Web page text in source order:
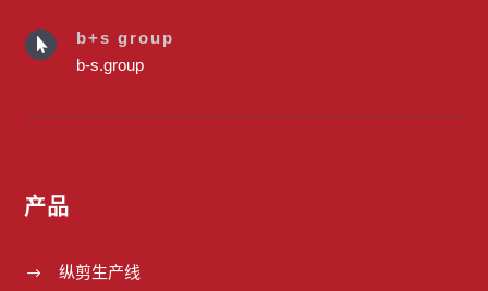

b+s group
b-s.group
产品
$ 纵剪生产线